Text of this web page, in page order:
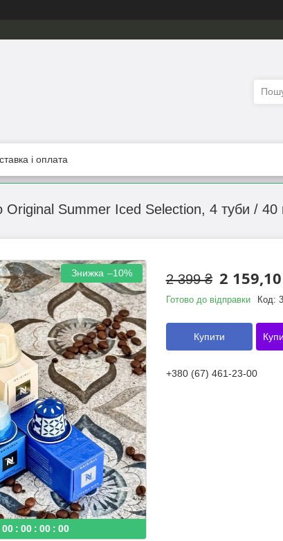
і оплата
Original Summer Iced Selection, 4 туби / 40
00 00 00 00
–10% 2 399 ₴ 2
Готово до відправки Код:
Купити
+380 (67) 461-23-00